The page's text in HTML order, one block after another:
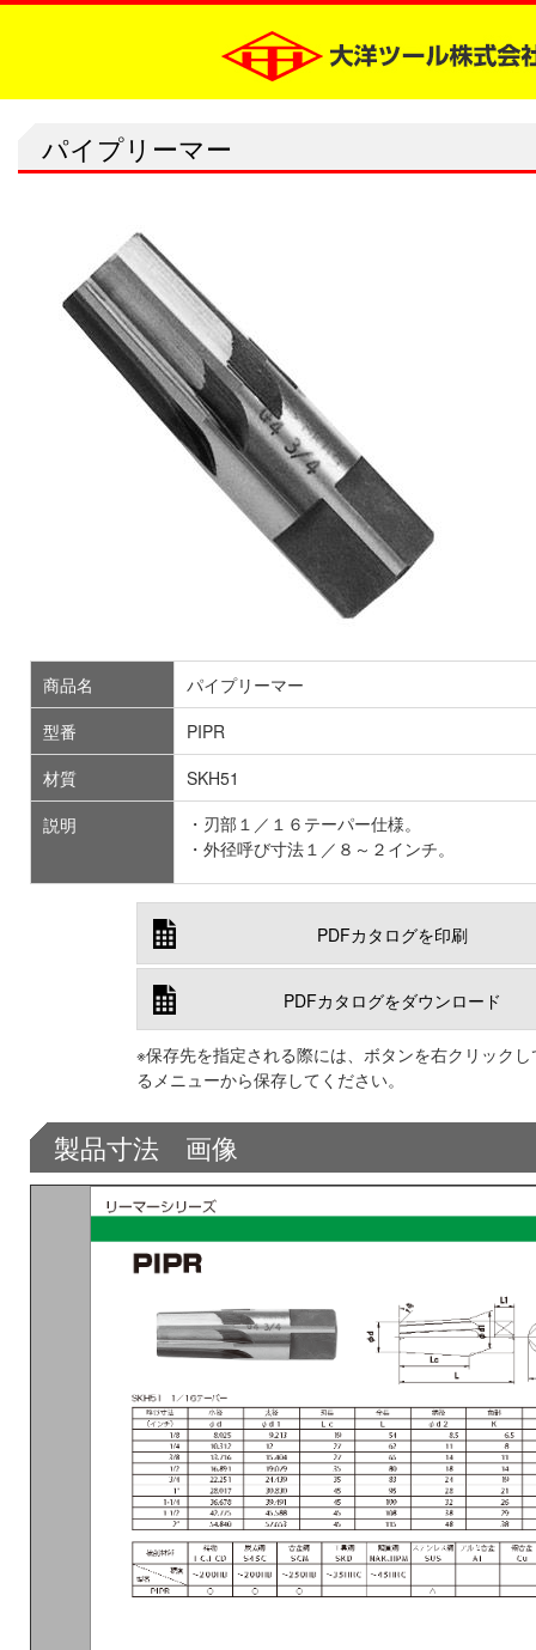
パイプリーマー
商品名
パイプリーマー
型番
PIPR
材質
SKH51
説明
・刃部１／１６テーパー仕様。
・外径呼び寸法１／８～２インチ。
PDFカタログを印刷
PDFカタログをダウンロード
※保存先を指定される際には、ボタンを右クリック
るメニューから保存してください。
製品寸法 画像